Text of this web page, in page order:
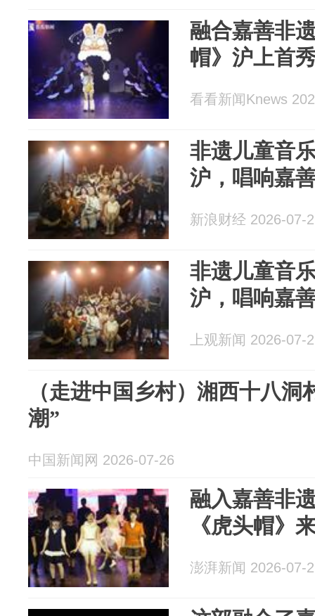
融合嘉善非
帽》沪上首
看看新闻Knews
非遗儿童音
沪，唱响嘉
新浪财经 2026-07-
非遗儿童音
沪，唱响嘉
上观新闻 2026-07-
（走进中国乡村）湘西十八洞
潮”
中国新闻网 2026-07-26
融入嘉善非
《虎头帽》
澎湃新闻 2026-07-